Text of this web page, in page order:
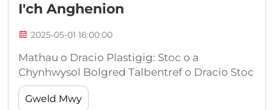
I'ch Anghenion
2025-05-01 16:00:00
Mathau o Dracio Plastigig: Stoc o a
Chynhwysol Bolgred Talbentref o Dracio Stoc
Rhagwiriadwy Mae tracio stoc sydd eisoes yn
barod yn cynnig sawl fanteision pan mae
Gweld Mwy